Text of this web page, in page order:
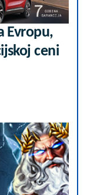
Evropu,
ceni